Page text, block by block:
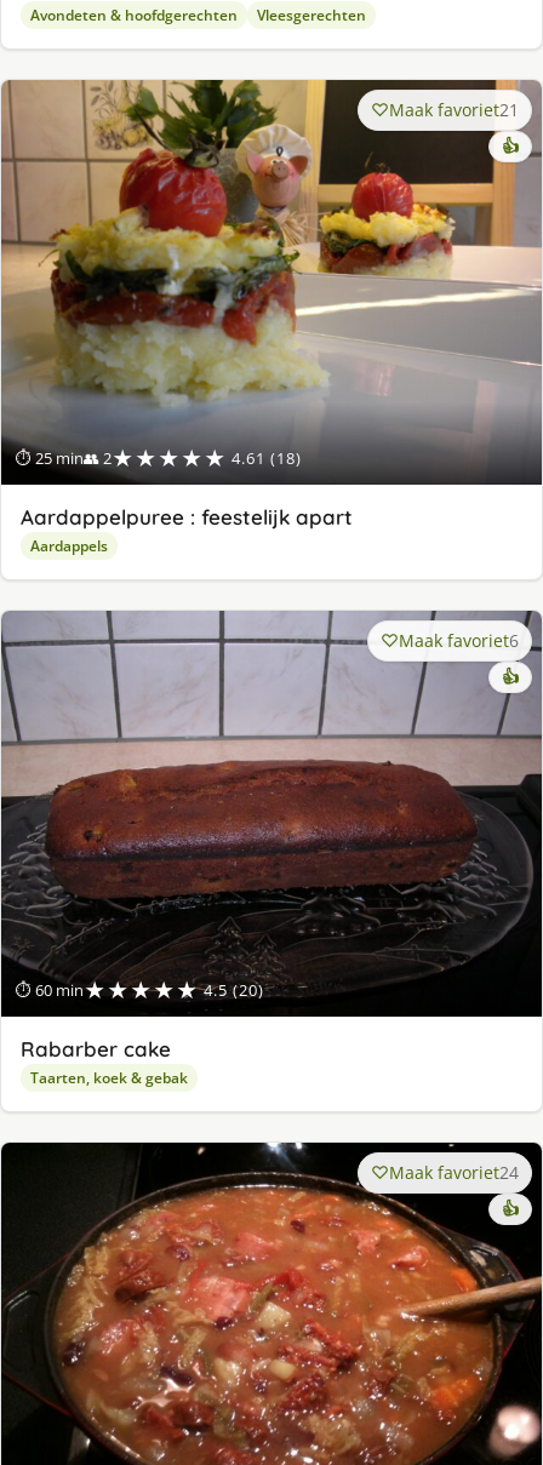
Avondeten & hoofdgerechten Vleesgerechten
⏱ 25 min👥 2★★★★★ 4.61 (18)
Maak favoriet21
👍
Aardappelpuree : feestelijk apart
Aardappels
⏱ 60 min★★★★★ 4.5 (20)
Maak favoriet6
👍
Rabarber cake
Taarten, koek & gebak
Maak favoriet24
👍